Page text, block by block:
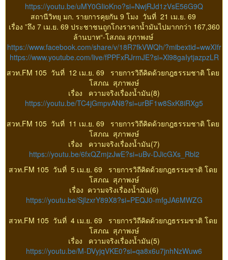
https://youtu.be/uMY0GIioKno?si=NwjRJd1zVsE56G9Q
สถานีวิทยุ มก. รายการคุยกัน 9 โมง วันที่ 21 เม.ย. 69
เรื่อง ”ถึง 7 เม.ย. 69 ประชาชนถูกโกงราคาน้ำมันไปมากกว่า 167,360
ล้านบาท“-โสภณ​ สุภาพงษ์​
https://www.facebook.com/share/v/18R7fkVWQh/?mibextid=wwXIfr
https://www.youtube.com/live/fPPFxRJrmJE?si=Xl98gaIytjazpzLR
สวท.FM 105 วันที่ 12 เม.ย. 69 รายการวิถีคิดด้วยกฎธรรมชาติ โดย
โสภณ สุภาพงษ์
เรื่อง ความจริงเรื่องน้ำมัน(8)
https://youtu.be/TC4jGmpvAN8?si=urBF1w8SxK8iRXg5
สวท.FM 105 วันที่ 11 เม.ย. 69 รายการวิถีคิดด้วยกฎธรรมชาติ โดย
โสภณ สุภาพงษ์
เรื่อง ความจริงเรื่องน้ำมัน(7)
https://youtu.be/6fxQZmjzJwE?si=uBv-DJicGXs_Rbl2
สวท.FM 105 วันที่ 5 เม.ย. 69 รายการวิถีคิดด้วยกฎธรรมชาติ โดย
โสภณ สุภาพงษ์
เรื่อง ความจริงเรื่องน้ำมัน(6)
https://youtu.be/SjIzxrY89X8?si=PEQJ0-mfgJA6MWZG
สวท.FM 105 วันที่ 4 เม.ย. 69 รายการวิถีคิดด้วยกฎธรรมชาติ โดย
โสภณ สุภาพงษ์
เรื่อง ความจริงเรื่องน้ำมัน(5)
https://youtu.be/M-DVyjqVKE0?si=qa8x6u7jnhNzWuw6